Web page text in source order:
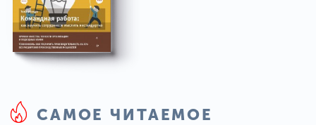
САМОЕ ЧИТАЕМОЕ